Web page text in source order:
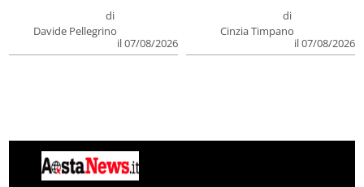
di
Davide Pellegrino
il 07/08/2026
di
Cinzia Timpano
il 07/08/2026